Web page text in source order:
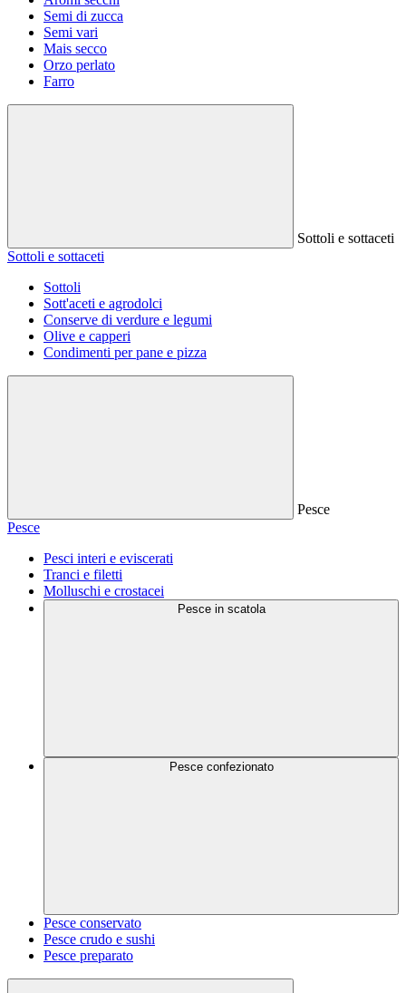
Semi di zucca
Semi vari
Mais secco
Orzo perlato
Farro
Sottoli e sottaceti
Sottoli e sottaceti
Sottoli
Sott'aceti e agrodolci
Conserve di verdure e legumi
Olive e capperi
Condimenti per pane e pizza
Pesce
Pesce
Pesci interi e eviscerati
Tranci e filetti
Molluschi e crostacei
Pesce in scatola
Pesce confezionato
Pesce conservato
Pesce crudo e sushi
Pesce preparato